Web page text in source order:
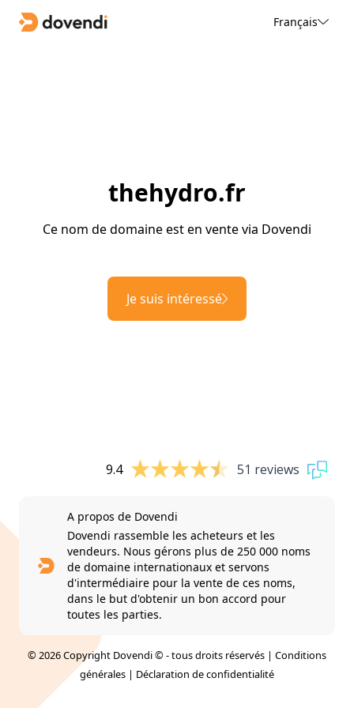
Français
thehydro.fr
Ce nom de domaine est en vente via Dovendi
Je suis intéressé
9.4 51 reviews
A propos de Dovendi
Dovendi rassemble les acheteurs et les
vendeurs. Nous gérons plus de 250 000 noms
de domaine internationaux et servons
d'intermédiaire pour la vente de ces noms,
dans le but d'obtenir un bon accord pour
toutes les parties.
© 2026 Copyright Dovendi © - tous droits réservés | Conditions
générales | Déclaration de confidentialité